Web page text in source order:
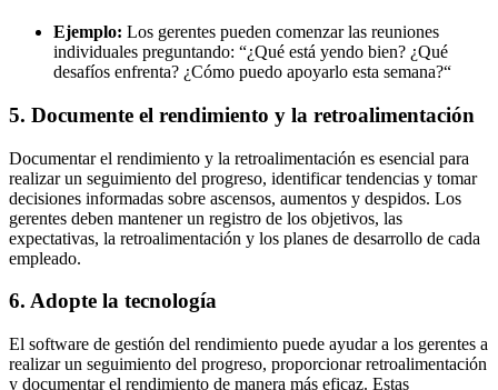
Ejemplo: Los gerentes pueden comenzar las reuniones
individuales preguntando: “¿Qué está yendo bien? ¿Qué
desafíos enfrenta? ¿Cómo puedo apoyarlo esta semana?“
5. Documente el rendimiento y la retroalimentación
Documentar el rendimiento y la retroalimentación es esencial para
realizar un seguimiento del progreso, identificar tendencias y tomar
decisiones informadas sobre ascensos, aumentos y despidos. Los
gerentes deben mantener un registro de los objetivos, las
expectativas, la retroalimentación y los planes de desarrollo de cada
empleado.
6. Adopte la tecnología
El software de gestión del rendimiento puede ayudar a los gerentes a
realizar un seguimiento del progreso, proporcionar retroalimentación
y documentar el rendimiento de manera más eficaz. Estas